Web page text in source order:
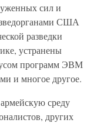
сил и
США
разведки
устранены
программ ЭВМ
и многое другое.
среду
других